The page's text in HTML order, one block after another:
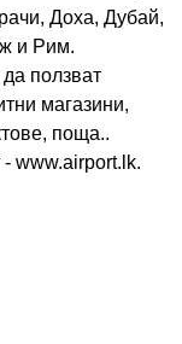
Доха, Дубай,
и Рим.
ползват
магазини,
поща..
www.airport.lk.